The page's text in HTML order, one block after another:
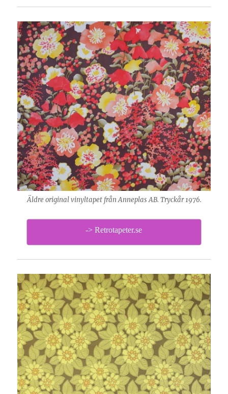
Äldre original vinyltapet från Anneplas AB. Tryckår 1976.
-> Retrotapeter.se